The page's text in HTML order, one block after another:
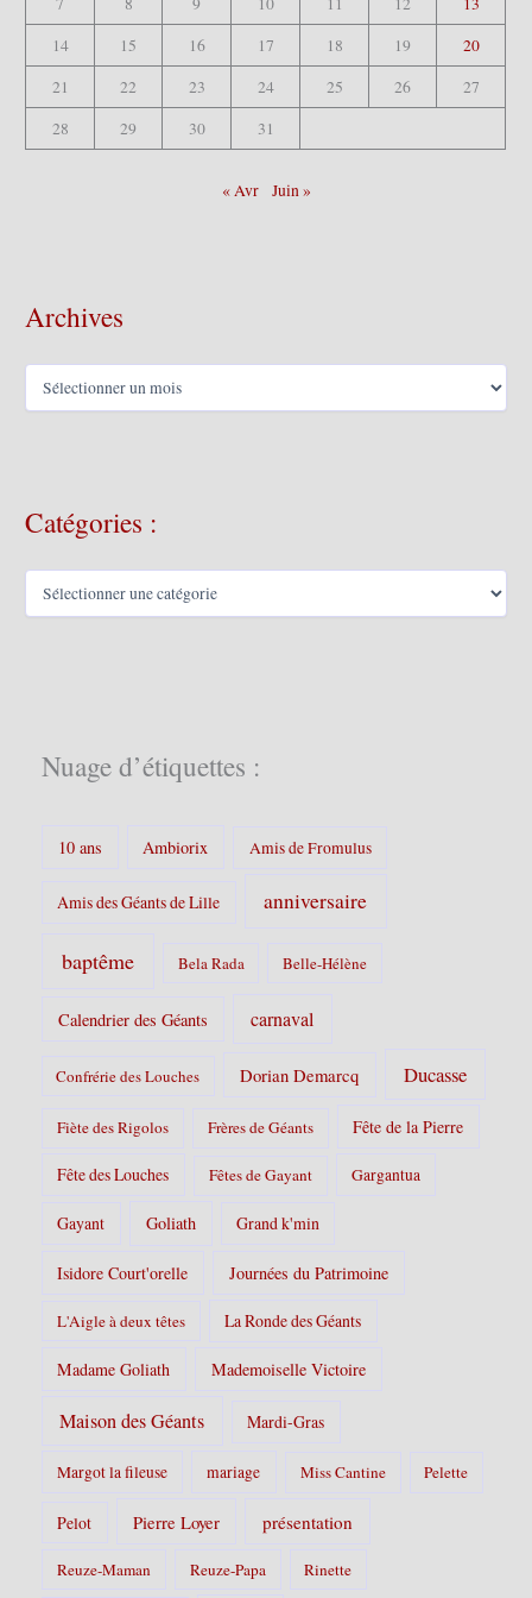
14
15 16 17 18 19
20
21
22 23 24 25 26
27
28
29 30 31
« Avr Juin »
Archives
e
Catégories :
C
Nuage d’étiquettes :
10 ans Ambiorix Amis de Fromulus
Amis des Géants de Lille anniversaire
baptême Bela Rada Belle-Hélène
Calendrier des Géants carnaval
Confrérie des Louches Dorian Demarcq Ducasse
Fiète des Rigolos Frères de Géants Fête de la Pierre
Fête des Louches Fêtes de Gayant Gargantua
Gayant Goliath Grand k'min
Isidore Court'orelle Journées du Patrimoine
L'Aigle à deux têtes La Ronde des Géants
Madame Goliath Mademoiselle Victoire
Maison des Géants Mardi-Gras
Margot la fileuse mariage Miss Cantine Pelette
Pelot Pierre Loyer présentation
Reuze-Maman Reuze-Papa Rinette